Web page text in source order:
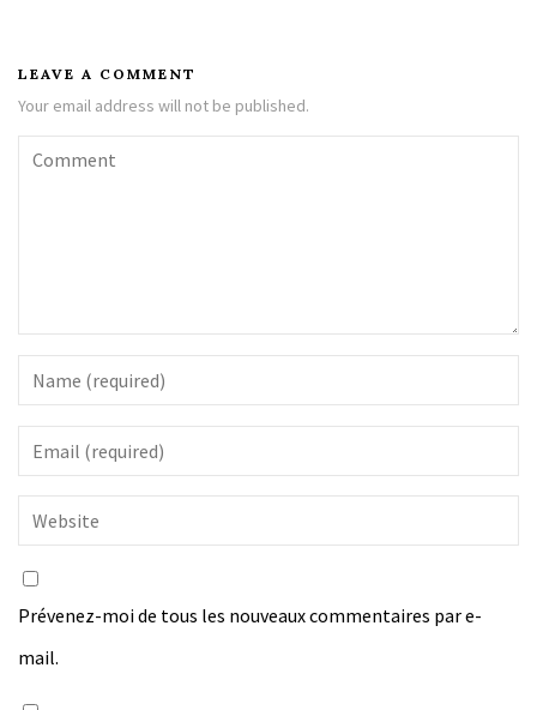
LEAVE A COMMENT
Your email address will not be published.
Prévenez-moi de tous les nouveaux commentaires par e-
mail.